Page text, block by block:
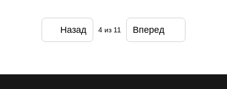
Назад 4 из 11 Вперед